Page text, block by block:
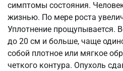
симптомы состояния.
жизнью. По мере роста
Уплотнение прощупывается.
до 20 см и больше, чаще
собой плотное или мягкое
четкого контура. Опухоль